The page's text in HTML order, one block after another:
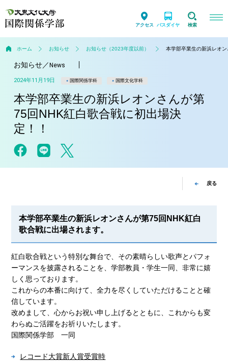
アクセス バスダイヤ 検索
ホーム お知らせ お知らせ（2023年度以前） 本学部卒業生の新浜レオ
お知らせ／ News
2024年11月19日 国際関係学科 国際文化学科
本学部卒業生の新浜レオンさんが第
75回NHK紅白歌合戦に初出場決
定！！
戻る
本学部卒業生の新浜レオンさんが第75回NHK紅白
歌合戦に出場されます。
紅白歌合戦という特別な舞台で、その素晴らしい歌声とパフォ
ーマンスを披露されることを、学部教員・学生一同、非常に嬉
しく思っております。
これからの本番に向けて、全力を尽くしていただけることと確
信しています。
改めまして、心からお祝い申し上げるとともに、これからも変
わらぬご活躍をお祈りいたします。
国際関係学部 一同
レコード大賞新人賞受賞時